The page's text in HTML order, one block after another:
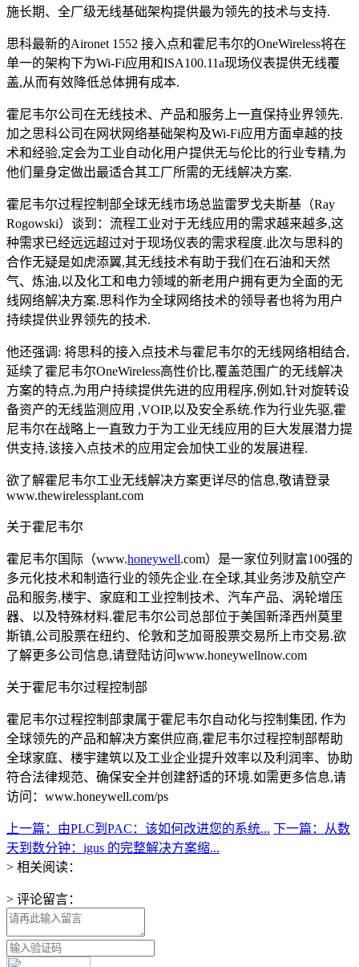
施长期、全厂级无线基础架构提供最为领先的技术与支持.
思科最新的Aironet 1552 接入点和霍尼韦尔的OneWireless将在
单一的架构下为Wi-Fi应用和ISA100.11a现场仪表提供无线覆
盖,从而有效降低总体拥有成本.
霍尼韦尔公司在无线技术、产品和服务上一直保持业界领先.
加之思科公司在网状网络基础架构及Wi-Fi应用方面卓越的技
术和经验,定会为工业自动化用户提供无与伦比的行业专精,为
他们量身定做出最适合其工厂所需的无线解决方案.
霍尼韦尔过程控制部全球无线市场总监雷罗戈夫斯基（Ray
Rogowski）谈到：流程工业对于无线应用的需求越来越多,这
种需求已经远远超过对于现场仪表的需求程度.此次与思科的
合作无疑是如虎添翼,其无线技术有助于我们在石油和天然
气、炼油,以及化工和电力领域的新老用户拥有更为全面的无
线网络解决方案.思科作为全球网络技术的领导者也将为用户
持续提供业界领先的技术.
他还强调: 将思科的接入点技术与霍尼韦尔的无线网络相结合,
延续了霍尼韦尔OneWireless高性价比,覆盖范围广的无线解决
方案的特点,为用户持续提供先进的应用程序,例如,针对旋转设
备资产的无线监测应用 ,VOIP,以及安全系统.作为行业先驱,霍
尼韦尔在战略上一直致力于为工业无线应用的巨大发展潜力提
供支持,该接入点技术的应用定会加快工业的发展进程.
欲了解霍尼韦尔工业无线解决方案更详尽的信息,敬请登录
www.thewirelessplant.com
关于霍尼韦尔
霍尼韦尔国际（www.honeywell.com）是一家位列财富100强的
多元化技术和制造行业的领先企业.在全球,其业务涉及航空产
品和服务,楼宇、家庭和工业控制技术、汽车产品、涡轮增压
器、以及特殊材料.霍尼韦尔公司总部位于美国新泽西州莫里
斯镇,公司股票在纽约、伦敦和芝加哥股票交易所上市交易.欲
了解更多公司信息,请登陆访问www.honeywellnow.com
关于霍尼韦尔过程控制部
霍尼韦尔过程控制部隶属于霍尼韦尔自动化与控制集团, 作为
全球领先的产品和解决方案供应商,霍尼韦尔过程控制部帮助
全球家庭、楼宇建筑以及工业企业提升效率以及利润率、协助
符合法律规范、确保安全并创建舒适的环境.如需更多信息,请
访问：www.honeywell.com/ps
上一篇：由PLC到PAC：该如何改进您的系统... 下一篇：从数
天到数分钟：igus 的完整解决方案缩...
> 相关阅读：
> 评论留言：